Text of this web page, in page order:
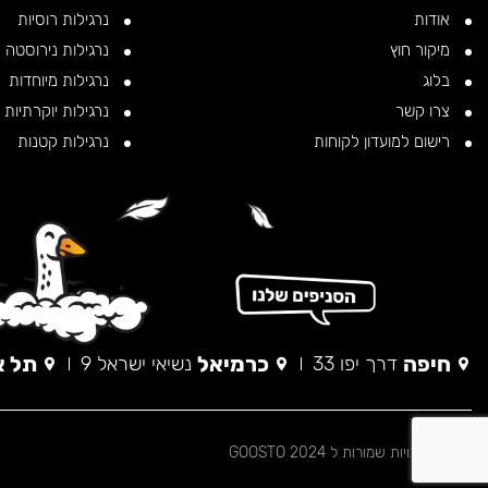
אודות
מיקור חוץ
בלוג
צרו קשר
רישום למועדון לקוחות
נרגילות רוסיות
נרגילות נירוסטה
נרגילות מיוחדות
נרגילות יוקרתיות
נרגילות קטנות
חיפה דרך יפו 33 כרמיאל נשיאי ישראל 9 תל
© כל הזכויות שמורות ל 2024 GOOSTO